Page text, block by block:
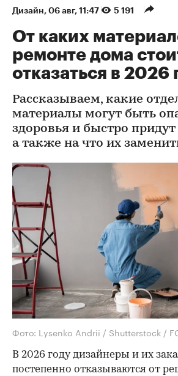
Дизайн⁠, 06 авг, 11:47 5 191
От каких
ремонте дома
отказаться в 2026
Рассказываем, какие
материалы могут быть
здоровья и быстро придут
а также на что их
Фото: Lysenko Andrii / Shutterstock /
В 2026 году дизайнеры и их
постепенно отказываются от